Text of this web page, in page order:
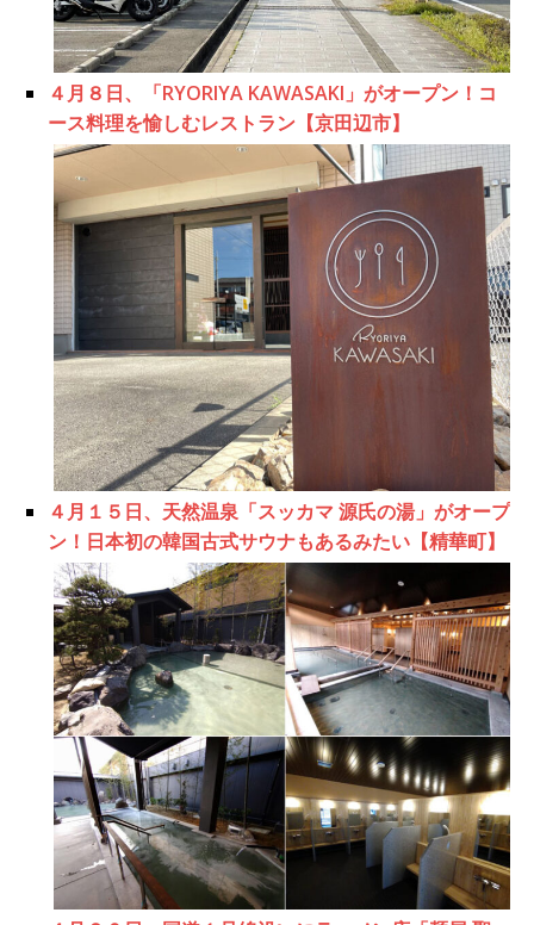
４月８日、「RYORIYA KAWASAKI」がオープン！コ
ース料理を愉しむレストラン【京田辺市】
４月１５日、天然温泉「スッカマ 源氏の湯」がオープ
ン！日本初の韓国古式サウナもあるみたい【精華町】